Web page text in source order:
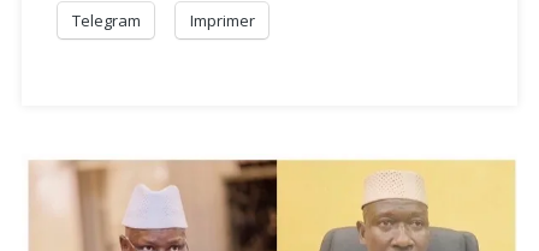
Telegram Imprimer